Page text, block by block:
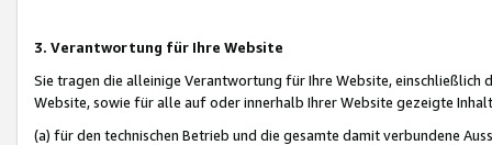
3. Verantwortung für Ihre Website
Sie tragen die alleinige Verantwortung für Ihre Website,
Website, sowie für alle auf oder innerhalb Ihrer Website gezeigte
(a) für den technischen Betrieb und die gesamte damit verbundene